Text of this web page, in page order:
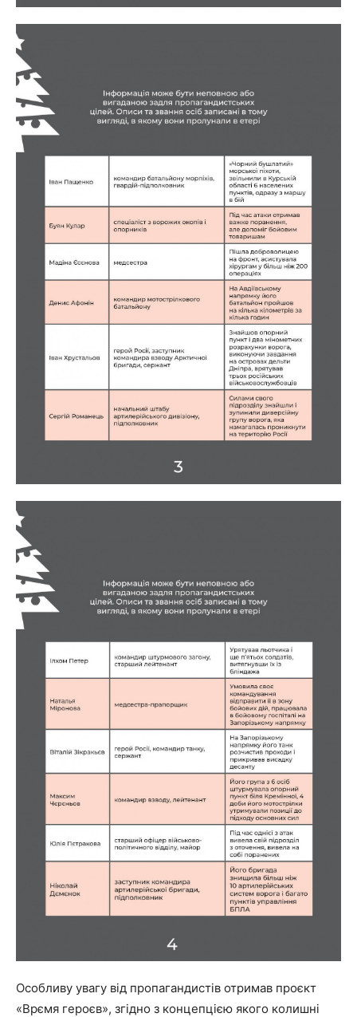
Особливу увагу від пропагандистів отримав проєкт
«Врємя героєв», згідно з концепцією якого колишні